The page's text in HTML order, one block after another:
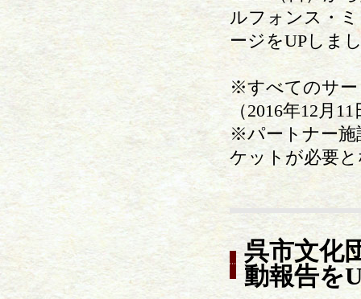
ルフォンス・
ージをUPしま
※すべてのサー
（2016年12月
※パートナー施
ケットが必要
呉市文化
動報告を